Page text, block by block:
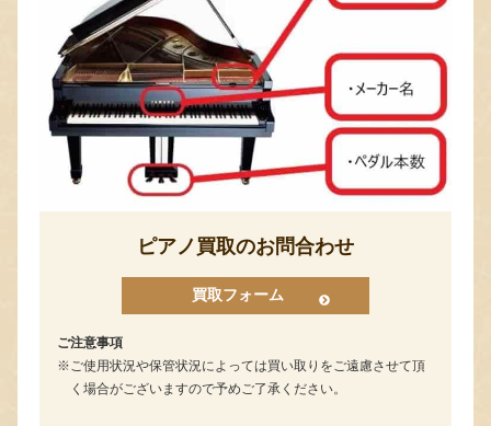
ピアノ買取のお問合わせ
買取フォーム
ご注意事項
ご使用状況や保管状況によっては買い取りをご遠慮させて頂
く場合がございますので予めご了承ください。